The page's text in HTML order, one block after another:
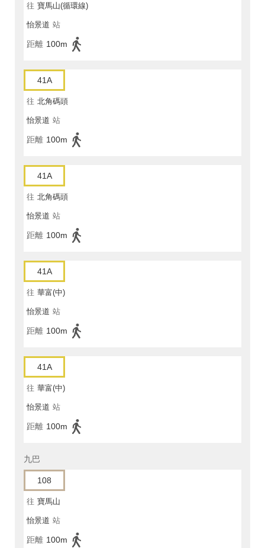
往 寶馬山(循環線)
怡景道 站
距離 100m
41A
往 北角碼頭
怡景道 站
距離 100m
41A
往 北角碼頭
怡景道 站
距離 100m
41A
往 華富(中)
怡景道 站
距離 100m
41A
往 華富(中)
怡景道 站
距離 100m
九巴
108
往 寶馬山
怡景道 站
距離 100m